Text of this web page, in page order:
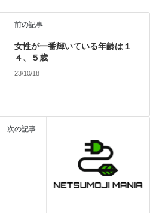
前の記事
女性が一番輝いている年齢は１
４、５歳
23/10/18
次の記事